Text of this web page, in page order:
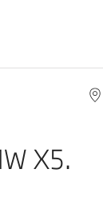
X5.